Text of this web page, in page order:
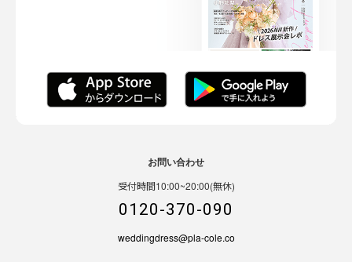
お問い合わせ
受付時間10:00~20:00(無休)
0120-370-090
weddingdress@pla-cole.co